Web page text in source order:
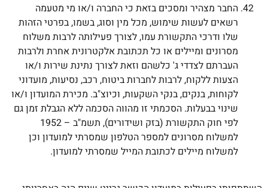
החבר מצהיר ומסכים בזאת כי החברה ו/או מי מטעמה
רשאים לעשות שימוש, מכל מין וסוג, בשמו, בפרטי הזהות
שלו ודרכי התקשורת עמו, לצורך פעילותה לרבות משלוח
מסרונים ומיילים או כל תכתובת אלקטרונית אחרת ולרבות
העברתם לצדדי ג' כלשהם וזאת לצורך נתינת שירות ו/או
הצעות ללקוח, לרבות לחברות ביטוח, רכב, נסיעות, מועדוני
לקוחות, בנקים, בנקי השקעות, וכיוצ"ב. מכירת המועדון ו/או
שינוי בבעלות. הסכמתי זו מהווה הסכמה ללא הגבלת זמן גם
לפי חוק התקשורת (בזק ושידורים), תשמ"ב – 1952
למשלוח מסרונים למספר הטלפון שמסרתי למועדון וכן
למשלוח מיילים לכתובת המייל שמסרתי למועדון.